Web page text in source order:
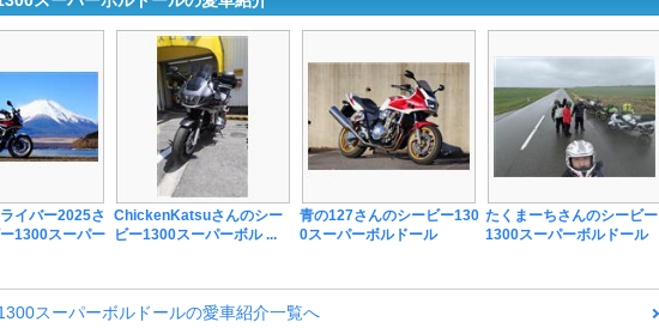
イバー2025さ
1300スーパー
ChickenKatsuさんのシー
ビー1300スーパーボル ...
青の127さんのシービー130
0スーパーボルドール
たくまーちさんのシービー
1300スーパーボルドール
スーパーボルドールの愛車紹介一覧へ